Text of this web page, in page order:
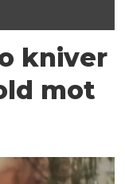
kniver
mot